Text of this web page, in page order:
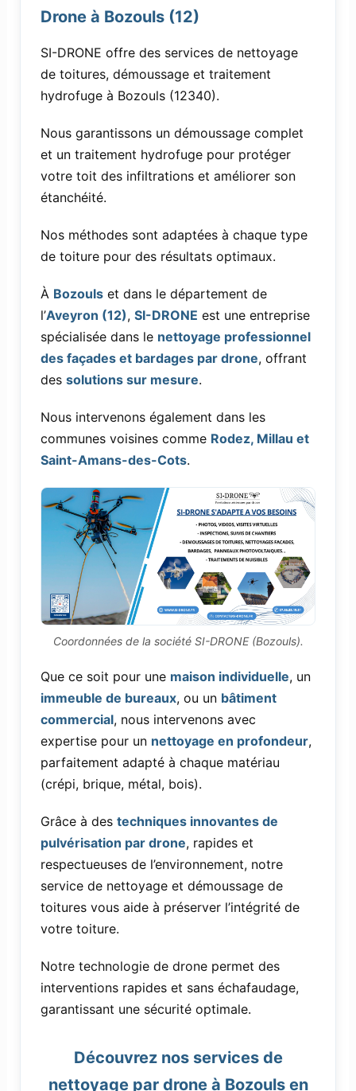
Drone à Bozouls (12)
SI-DRONE offre des services de nettoyage
de toitures, démoussage et traitement
hydrofuge à Bozouls (12340).
Nous garantissons un démoussage complet
et un traitement hydrofuge pour protéger
votre toit des infiltrations et améliorer son
étanchéité.
Nos méthodes sont adaptées à chaque type
de toiture pour des résultats optimaux.
À Bozoulset dans le département de
l’Aveyron (12), SI-DRONE est une entreprise
spécialisée dans le nettoyage professionnel
des façades et bardages par drone, offrant
des solutions sur mesure.
Nous intervenons également dans les
communes voisines comme Rodez, Millau et
Saint-Amans-des-Cots.
Coordonnées de la société SI-DRONE (Bozouls).
Que ce soit pour une maison individuelle, un
immeuble de bureaux, ou un bâtiment
commercial, nous intervenons avec
expertise pour un nettoyage en profondeur,
parfaitement adapté à chaque matériau
(crépi, brique, métal, bois).
Grâce à des techniques innovantes de
pulvérisation par drone, rapides et
respectueuses de l’environnement, notre
service de nettoyage et démoussage de
toitures vous aide à préserver l’intégrité de
votre toiture.
Notre technologie de drone permet des
interventions rapides et sans échafaudage,
garantissant une sécurité optimale.
Découvrez nos services de
nettoyage par drone à Bozouls en